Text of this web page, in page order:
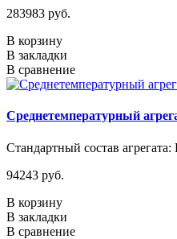
283983 руб.
В корзину
В закладки
В сравнение
Среднетемпературный
Стандартный состав
94243 руб.
В корзину
В закладки
В сравнение